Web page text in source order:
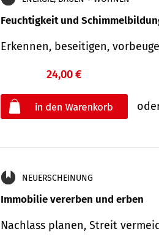
Feuchtigkeit und
Erkennen, beseitigen,
24,00 €
NEUERSCHEINUNG
Immobilie vererben und erben
Nachlass planen, Streit